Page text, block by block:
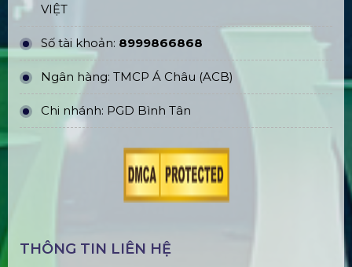
VIỆT
Số tài khoản: 8999866868
Ngân hàng: TMCP Á Châu (ACB)
Chi nhánh: PGD Bình Tân
THÔNG TIN LIÊN HỆ